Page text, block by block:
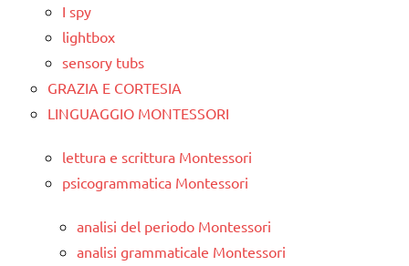
I spy
lightbox
sensory tubs
GRAZIA E CORTESIA
LINGUAGGIO MONTESSORI
lettura e scrittura Montessori
psicogrammatica Montessori
analisi del periodo Montessori
analisi grammaticale Montessori